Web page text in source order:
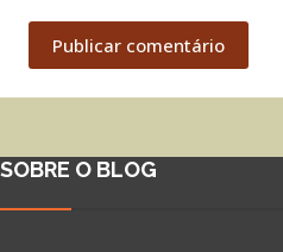
Publicar comentário
SOBRE O BLOG